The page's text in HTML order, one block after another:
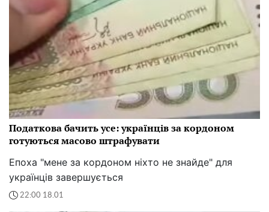
Податкова бачить усе: українців за кордоном
готуються масово штрафувати
Епоха "мене за кордоном ніхто не знайде" для
українців завершується
22:00 18.01